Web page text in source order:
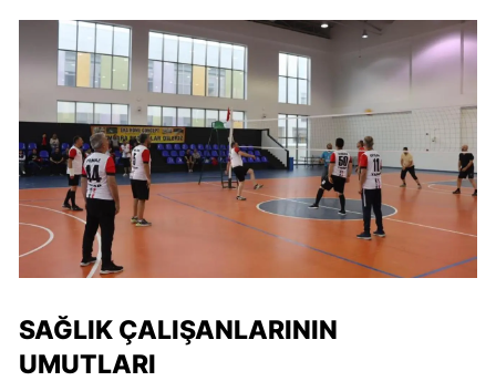
SAĞLIK ÇALIŞANLARININ
UMUTLARI